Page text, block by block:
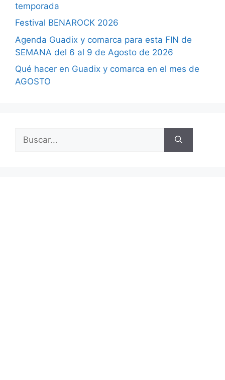
temporada
Festival BENAROCK 2026
Agenda Guadix y comarca para esta FIN de
SEMANA del 6 al 9 de Agosto de 2026
Qué hacer en Guadix y comarca en el mes de
AGOSTO
Buscar: